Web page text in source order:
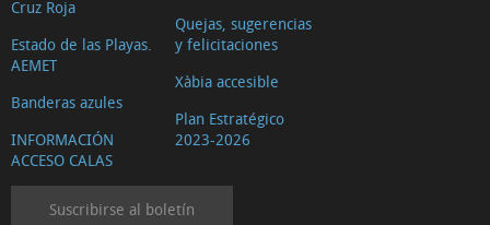
Cruz Roja
Estado de las Playas.
AEMET
Banderas azules
INFORMACIÓN
ACCESO CALAS
Quejas, sugerencias
y felicitaciones
Xàbia accesible
Plan Estratégico
2023-2026
Suscribirse al boletín